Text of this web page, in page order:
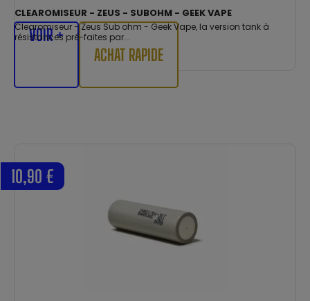
CLEAROMISEUR - ZEUS - SUBOHM - GEEK VAPE
Clearomiseur - Zeus Sub ohm - Geek Vape, la version tank à
résistances pré-faites par...
VOIR +
ACHAT RAPIDE
10,90 €